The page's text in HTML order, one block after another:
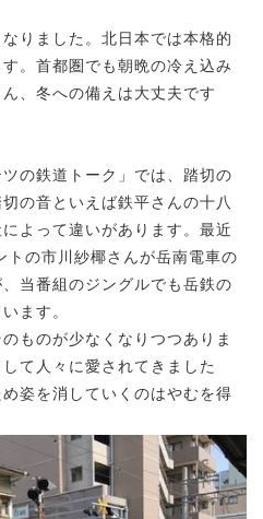
りました。北日本では本格的
。首都圏でも朝晩の冷え込み
、冬への備えは大丈夫です
の鉄道トーク」では、踏切の
の音といえば鉄平さんの十八
よって違いがあります。最近
の市川紗椰さんが岳南電車の
当番組のジングルでも岳鉄の
ます。
ものが少なくなりつつありま
て人々に愛されてきました
姿を消していくのはやむを得